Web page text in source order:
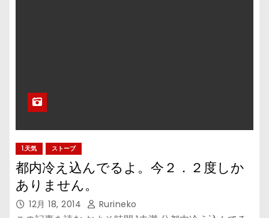
1.天気 ストーブ
都内冷え込んでるよ。今２．２度しか
ありません。
12月 18, 2014 Rurineko